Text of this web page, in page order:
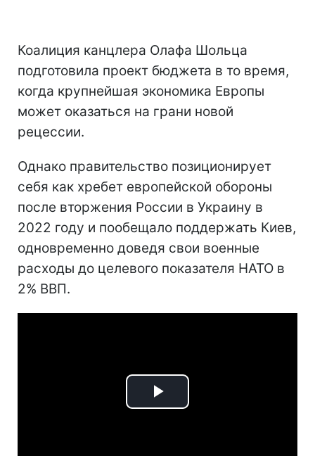
Коалиция канцлера Олафа Шольца
подготовила проект бюджета в то время,
когда крупнейшая экономика Европы
может оказаться на грани новой
рецессии.
Однако правительство позиционирует
себя как хребет европейской обороны
после вторжения России в Украину в
2022 году и пообещало поддержать Киев,
одновременно доведя свои военные
расходы до целевого показателя НАТО в
2% ВВП.
Play